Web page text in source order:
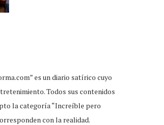
es un diario satírico cuyo
Todos sus contenidos
la categoría “Increíble pero
con la realidad.